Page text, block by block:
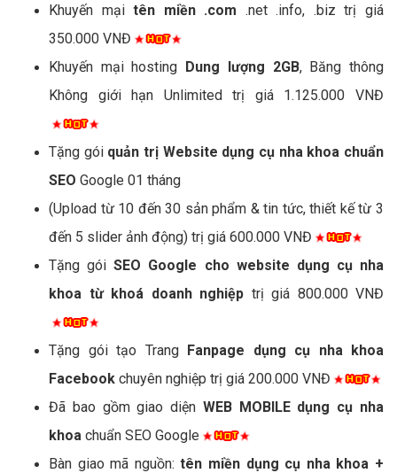
Khuyến mạitên miền .com .net .info, .biz trị giá
350.000 VNĐ
Khuyến mại hosting Dung lượng 2GB, Băng thông
Không giới hạn Unlimited trị giá 1.125.000 VNĐ
Tặng gói quản trị Website dụng cụ nha khoa chuẩn
SEO Google 01 tháng
(Upload từ 10 đến 30 sản phẩm & tin tức, thiết kế từ 3
đến 5 slider ảnh động) trị giá 600.000 VNĐ
Tặng góiSEO Google cho website dụng cụ nha
khoa từ khoá doanh nghiệp trị giá 800.000 VNĐ
Tặng gói tạo Trang Fanpage dụng cụ nha khoa
Facebook chuyên nghiệp trị giá 200.000 VNĐ
Đã bao gồm giao diện WEB MOBILE dụng cụ nha
khoa chuẩn SEO Google
Bàn giao mã nguồn:tên miền dụng cụ nha khoa +